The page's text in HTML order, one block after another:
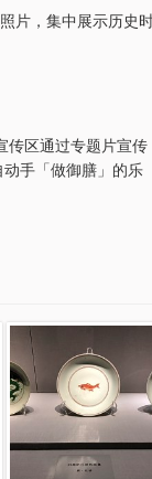
片，集中展示历史
传区通过专题片宣传
手「做御膳」的乐